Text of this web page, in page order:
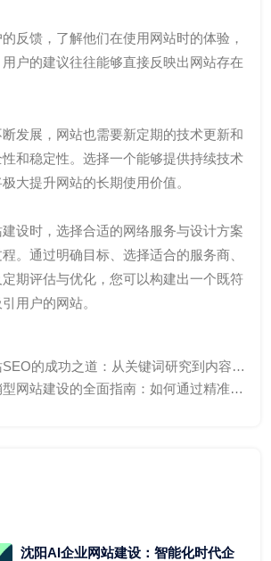
反馈，了解他们在使用网站时的体验，
户的建议往往能够直接反映出网站存在
发展，网站也需要新定期的技术更新和
和稳定性。选择一个能够提供持续技术
大提升网站的长期使用价值。
设时，选择合适的网络服务与设计方案
。通过明确目标、选择适合的服务商、
期评估与优化，您可以构建出一个既符
用户的网站。
的成功之道：从关键词研究到内容优
网站建设的全面指南：如何通过精准定
沈阳AI企业网站建设：智能化时代企